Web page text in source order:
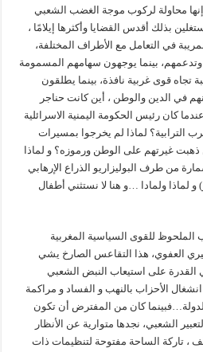
محاولة لركوب موجة الغضب الشعبي
بذلك أقدس القضايا وأكثرها إيلامًا ،
في التعامل مع الأطراف المختلفة،
بينما يوجهون سهامهم المسمومة
تجاه قوى غربية نافذة، بينما يطلقون
في الدين والوطن ، أين كانت حناجر
كان رئيس الحكومة اليمنية الاسرائلية
الترابية؟ لماذا لم يخرجوا بمسيرات
ذهبت غيرتهم على الوطن ورموزه؟ و لماذا
من طرف البوليزاريو الذراع الإرهابي
و لماذا ولمادا …و هنا لا نستثني أطفال
الملحوظ للقوى السياسية المغربية
العفوي، هذا التقاعس الصارخ يشي
القدرة على استيعاب النبض الشعبي
الأحزاب بالنهب و الفساد و مراكمة
كان من المفترض أن تكون
الشعبي، نجدها متوارية عن الأنظار
، تاركة الساحة مفتوحة لتنظيمات ذات